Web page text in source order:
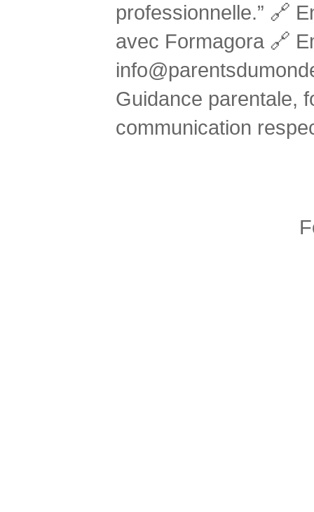
professionnelle.” 🔗
avec Formagora 🔗
Guidance parentale,
communication